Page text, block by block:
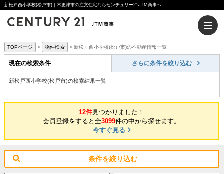
新松戸西小学校(松戸市)｜木更津市の注文住宅ならセンチュリー21JTM商事へ
TOPページ 物件検索 新松戸西小学校(松戸市)の不動産情報一覧
現在の検索条件 さらに条件を絞り込む
新松戸西小学校(松戸市)の検索結果一覧
12件見つかりました！
会員登録をすると全3099件の中から探せます。
今すぐ見る
条件を絞り込む